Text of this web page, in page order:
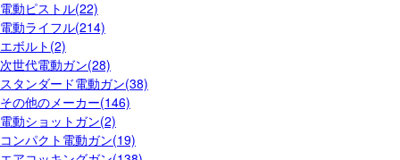
電動ピストル(22)
電動ライフル(214)
エボルト(2)
次世代電動ガン(28)
スタンダード電動ガン(38)
その他のメーカー(146)
電動ショットガン(2)
コンパクト電動ガン(19)